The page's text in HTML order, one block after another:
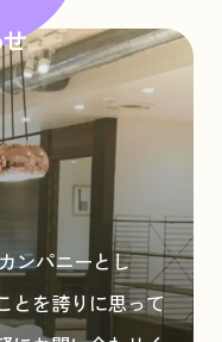
ンパニーとし
とを誇りに思って